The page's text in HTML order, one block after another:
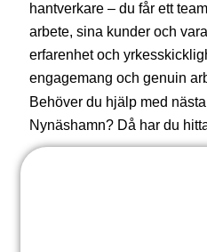
hantverkare – du får ett
arbete, sina kunder och
erfarenhet och
engagemang och genuin
Behöver du hjälp med
Nynäshamn? Då har du